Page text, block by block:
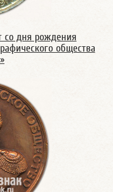
со дня рождения
общества